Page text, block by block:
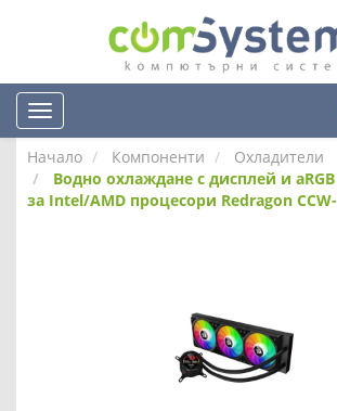
Начало Компоненти
Охладители
Водно охлаждане с дисплей и
за Intel/AMD процесори Redragon